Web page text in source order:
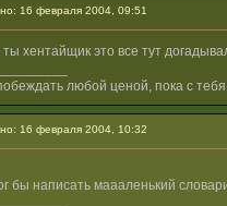
16 февраля 2004, 09:51
хентайщик это все тут
любой ценой, пока с
16 февраля 2004, 10:32
бы написать маааленький